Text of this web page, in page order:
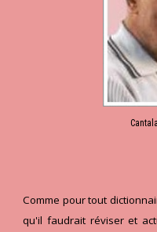
Comme pour tout
qu'il faudrait réviser et